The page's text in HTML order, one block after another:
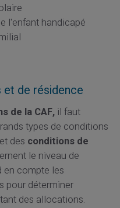
l'enfant handicapé
de résidence
de la CAF,il faut
types de conditions
des conditions de
le niveau de
en compte les
pour déterminer
des allocations.